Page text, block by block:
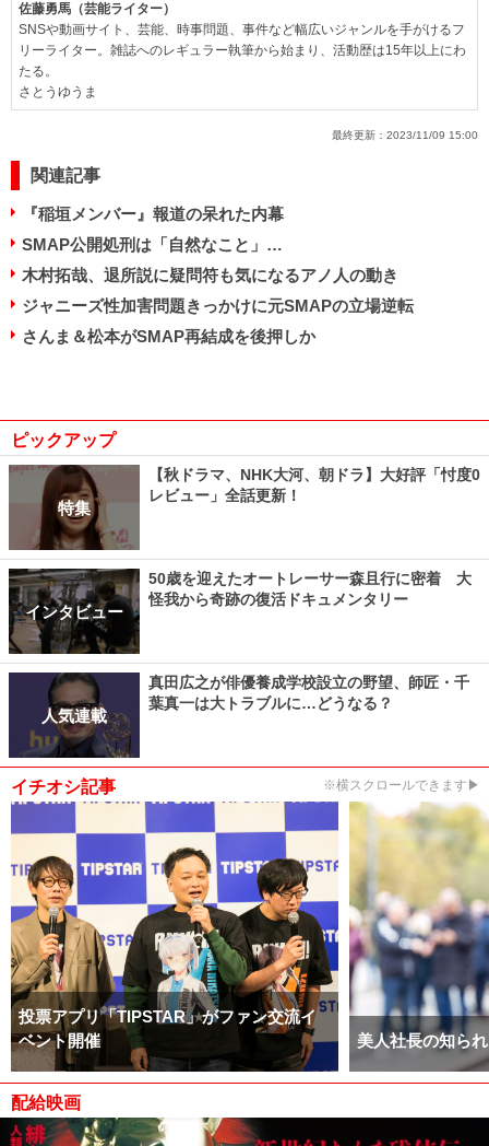
佐藤勇馬（芸能ライター）
SNSや動画サイト、芸能、時事問題、事件など幅広いジャンルを手がけるフ
リーライター。雑誌へのレギュラー執筆から始まり、活動歴は15年以上にわ
たる。
さとうゆうま
最終更新： 2023/11/09 15:00
関連記事
『稲垣メンバー』報道の呆れた内幕
SMAP公開処刑は「自然なこと」…
木村拓哉、退所説に疑問符も気になるアノ人の動き
ジャニーズ性加害問題きっかけに元SMAPの立場逆転
さんま＆松本がSMAP再結成を後押しか
ピックアップ
特集
【秋ドラマ、NHK大河、朝ドラ】大好評「忖度0
レビュー」全話更新！
インタビュー
50歳を迎えたオートレーサー森且行に密着 大
怪我から奇跡の復活ドキュメンタリー
人気連載
真田広之が俳優養成学校設立の野望、師匠・千
葉真一は大トラブルに…どうなる？
イチオシ記事 ※横スクロールできます▶
投票アプリ「TIPSTAR」がファン交流イ
ベント開催
美人社長の知ら
配給映画